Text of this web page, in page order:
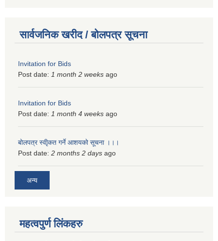
सार्वजनिक खरीद / बोलपत्र सूचना
Invitation for Bids
Post date: 1 month 2 weeks ago
Invitation for Bids
Post date: 1 month 4 weeks ago
बोलपत्र स्वीृकत गर्ने आशयको सूचना ।।।
Post date: 2 months 2 days ago
अन्य
महत्वपुर्ण लिंकहरु